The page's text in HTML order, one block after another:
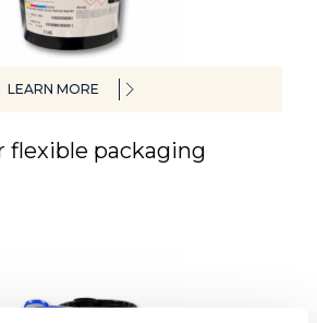
LEARN MORE
flexible packaging